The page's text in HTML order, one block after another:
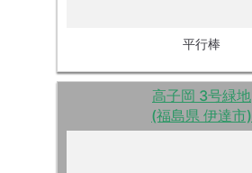
平行棒
高子岡 3号緑地
(福島県 伊達市)